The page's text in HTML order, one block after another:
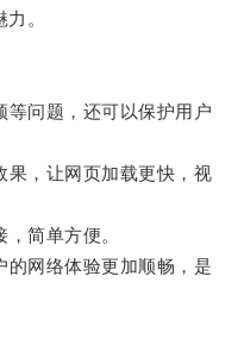
。
问题，还可以保护用户
，让网页加载更快，视
简单方便。
网络体验更加顺畅，是